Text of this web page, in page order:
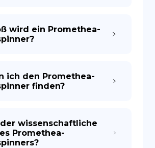
wird ein Promethea-
ich den Promethea-
finden?
wissenschaftliche
Promethea-